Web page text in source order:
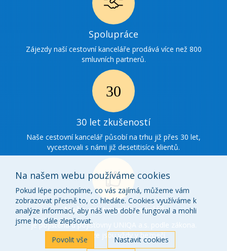
Ikonka
spolupráce
Spolupráce
Zájezdy naší cestovní kanceláře prodává více než 800
smluvních partnerů.
30 Ikonka
zkušenosti
30 let zkušeností
Naše cestovní kancelář působí na trhu již přes 30 let,
vycestovali s námi již desetitisíce klientů.
Ikonka
o
nás
Naše cestovní kancelář
je pojištěna u pojišťovny UNIQA a.s. podle zákona.
Vaše peníze jsou vždy v bezpečí.
Na našem webu používáme cookies
Pokud lépe pochopíme, co vás zajímá, můžeme vám
zobrazovat přesně to, co hledáte. Cookies využíváme k
analýze informací, aby náš web dobře fungoval a mohli
jsme ho dále zlepšovat.
Povolit vše
Nastavit cookies